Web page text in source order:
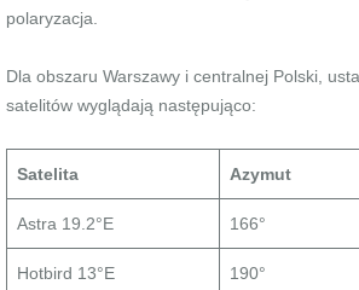
polaryzacja.
Dla obszaru Warszawy i centralnej Polski,
satelitów wyglądają następująco:
Satelita Azymut
Astra 19.2°E 166°
Hotbird 13°E 190°